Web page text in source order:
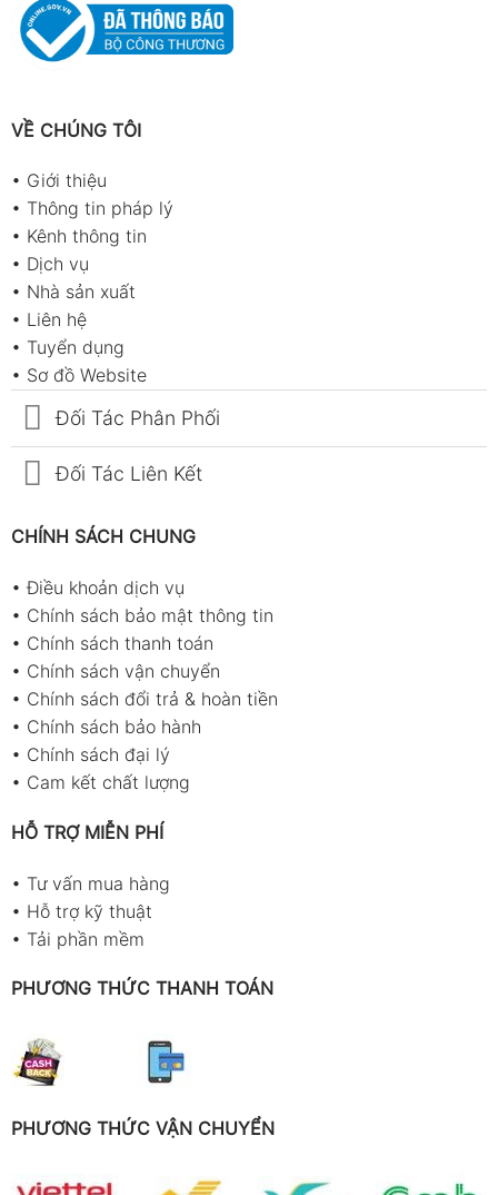
VỀ CHÚNG TÔI
• Giới thiệu
• Thông tin pháp lý
• Kênh thông tin
• Dịch vụ
• Nhà sản xuất
• Liên hệ
• Tuyển dụng
• Sơ đồ Website
Đối Tác Phân Phối
Đối Tác Liên Kết
CHÍNH SÁCH CHUNG
•Điều khoản dịch vụ
• Chính sách bảo mật thông tin
• Chính sách thanh toán
• Chính sách vận chuyển
• Chính sách đổi trả & hoàn tiền
• Chính sách bảo hành
• Chính sách đại lý
• Cam kết chất lượng
HỖ TRỢ MIỄN PHÍ
• Tư vấn mua hàng
• Hỗ trợ kỹ thuật
• Tải phần mềm
PHƯƠNG THỨC THANH TOÁN
PHƯƠNG THỨC VẬN CHUYỂN